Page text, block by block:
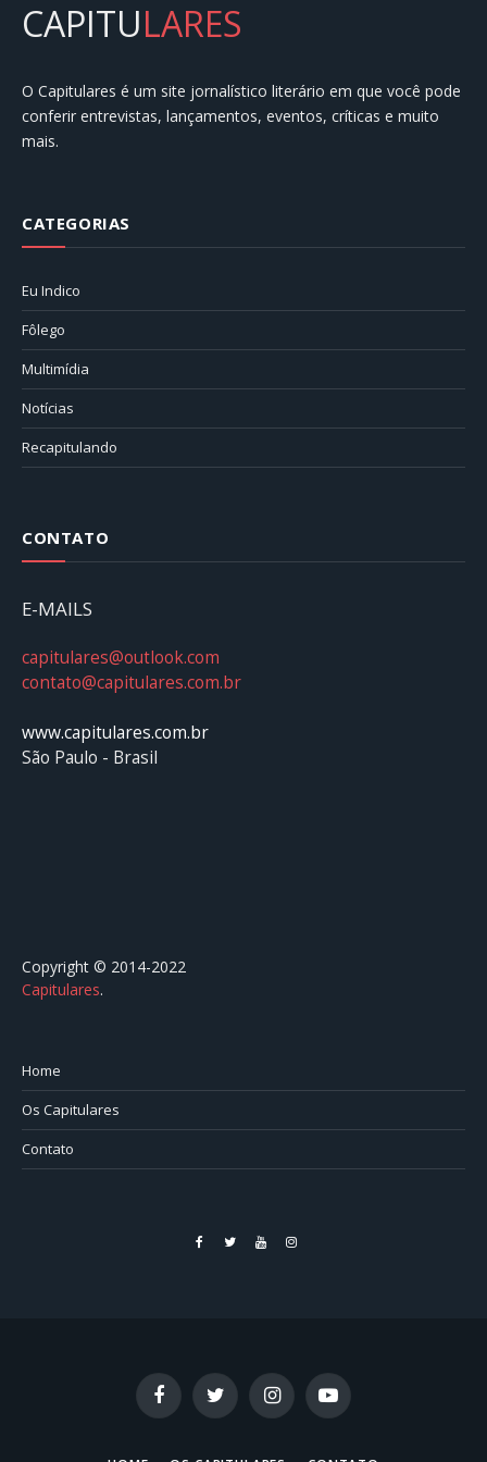
CAPITULARES
O Capitulares é um site jornalístico literário em que você pode
conferir entrevistas, lançamentos, eventos, críticas e muito
mais.
CATEGORIAS
Eu Indico
Fôlego
Multimídia
Notícias
Recapitulando
CONTATO
E-MAILS
capitulares@outlook.com
contato@capitulares.com.br
www.capitulares.com.br
São Paulo - Brasil
Copyright © 2014-2022
Capitulares.⠀⠀⠀⠀⠀⠀⠀⠀⠀⠀⠀⠀⠀⠀⠀⠀⠀⠀⠀⠀⠀⠀⠀⠀⠀⠀⠀
Home
Os Capitulares
Contato
FacebookTwitterYouTubeInstagram
FacebookTwitter InstagramYouTube